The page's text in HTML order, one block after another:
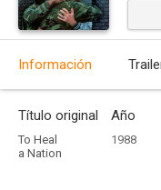
Información
Título original
To Heal
a Nation
Año
1988